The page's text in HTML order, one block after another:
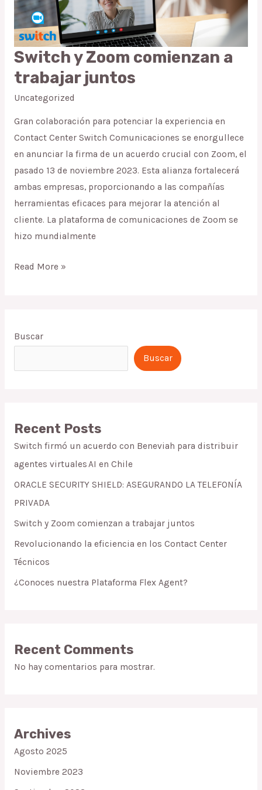
Switch y Zoom comienzan a
trabajar juntos
Uncategorized
Gran colaboración para potenciar la experiencia en
Contact Center Switch Comunicaciones se enorgullece
en anunciar la firma de un acuerdo crucial con Zoom, el
pasado 13 de noviembre 2023. Esta alianza fortalecerá
ambas empresas, proporcionando a las compañías
herramientas eficaces para mejorar la atención al
cliente. La plataforma de comunicaciones de Zoom se
hizo mundialmente
Switch
y
comienzan
a
trabajar
juntos
Read More »
Buscar
Buscar
Recent Posts
Switch firmó un acuerdo con Beneviah para distribuir
agentes virtuales AI en Chile
ORACLE SECURITY SHIELD: ASEGURANDO LA TELEFONÍA
PRIVADA
Switch y Zoom comienzan a trabajar juntos
Revolucionando la eficiencia en los Contact Center
Técnicos
¿Conoces nuestra Plataforma Flex Agent?
Recent Comments
No hay comentarios para mostrar.
Archives
Agosto 2025
Noviembre 2023